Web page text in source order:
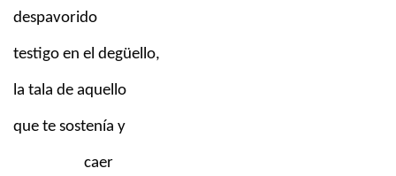
despavorido
testigo en el degüello,
la tala de aquello
que te sostenía y
caer